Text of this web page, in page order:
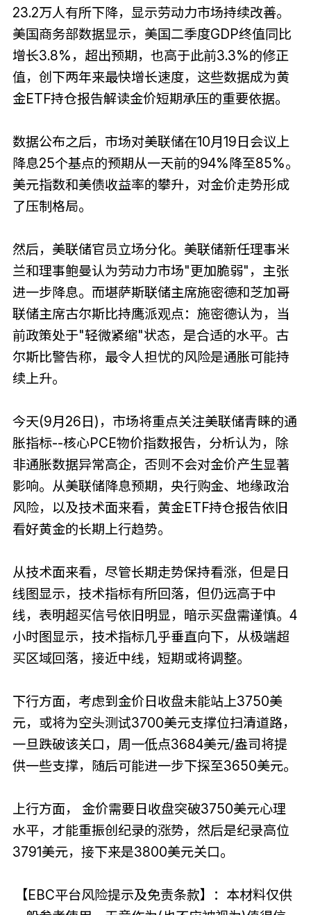
23.2万人有所下降，显示劳动力市场持续改善。
美国商务部数据显示，美国二季度GDP终值同比
增长3.8%，超出预期，也高于此前3.3%的修正
值，创下两年来最快增长速度，这些数据成为黄
金ETF持仓报告解读金价短期承压的重要依据。
数据公布之后，市场对美联储在10月19日会议上
降息25个基点的预期从一天前的94%降至85%。
美元指数和美债收益率的攀升，对金价走势形成
了压制格局。
然后，美联储官员立场分化。美联储新任理事米
兰和理事鲍曼认为劳动力市场"更加脆弱"，主张
进一步降息。而堪萨斯联储主席施密德和芝加哥
联储主席古尔斯比持鹰派观点：施密德认为，当
前政策处于"轻微紧缩"状态，是合适的水平。古
尔斯比警告称，最令人担忧的风险是通胀可能持
续上升。
今天(9月26日)，市场将重点关注美联储青睐的通
胀指标--核心PCE物价指数报告，分析认为，除
非通胀数据异常高企，否则不会对金价产生显著
影响。从美联储降息预期，央行购金、地缘政治
风险，以及技术面来看，黄金ETF持仓报告依旧
看好黄金的长期上行趋势。
从技术面来看，尽管长期走势保持看涨，但是日
线图显示，技术指标有所回落，但仍远高于中
线，表明超买信号依旧明显，暗示买盘需谨慎。4
小时图显示，技术指标几乎垂直向下，从极端超
买区域回落，接近中线，短期或将调整。
下行方面，考虑到金价日收盘未能站上3750美
元，或将为空头测试3700美元支撑位扫清道路，
一旦跌破该关口，周一低点3684美元/盎司将提
供一些支撑，随后可能进一步下探至3650美元。
上行方面， 金价需要日收盘突破3750美元心理
水平，才能重振创纪录的涨势，然后是纪录高位
3791美元，接下来是3800美元关口。
【EBC平台风险提示及免责条款】：本材料仅供